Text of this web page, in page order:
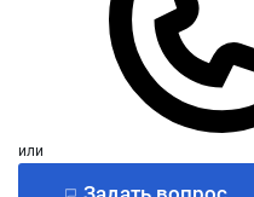
или